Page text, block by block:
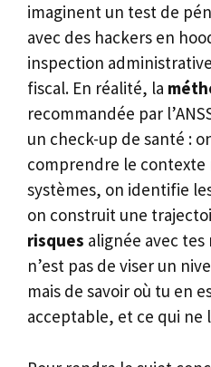
imaginent un test de
avec des hackers en
inspection
fiscal. En réalité, la
recommandée par
un check-up de santé :
comprendre le contexte
systèmes, on identifie
on construit une
risques alignée avec tes
n’est pas de viser un
mais de savoir où tu en
acceptable, et ce qui ne